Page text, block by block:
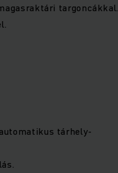
targoncákkal.
tárhely-